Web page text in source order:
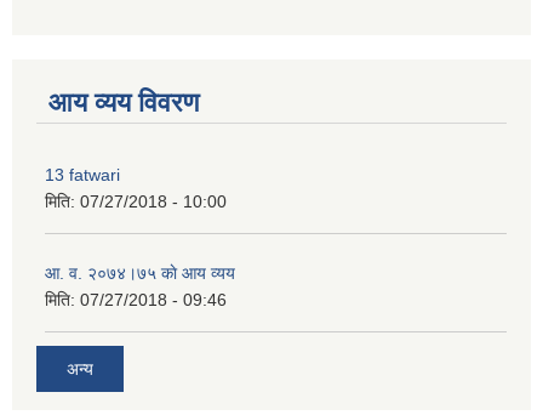
आय व्यय विवरण
13 fatwari
मिति: 07/27/2018 - 10:00
आ‍. व. २०७४।७५ काे आय व्यय
मिति: 07/27/2018 - 09:46
अन्य